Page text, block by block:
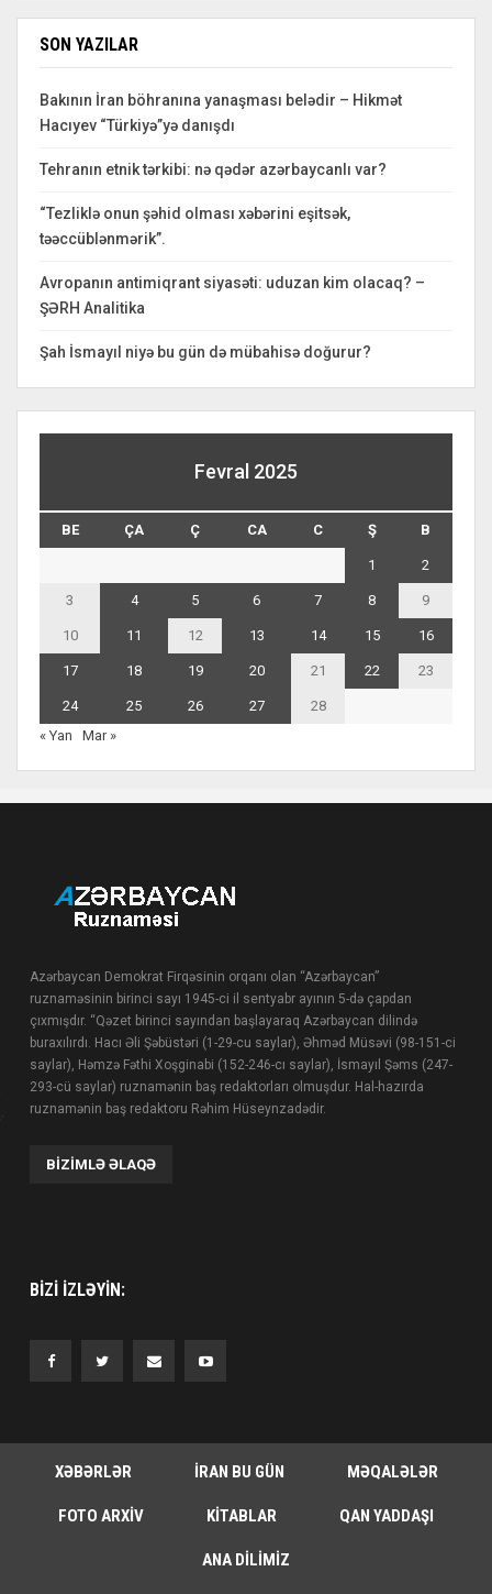
SON YAZILAR
Bakının İran böhranına yanaşması belədir – Hikmət
Hacıyev “Türkiyə”yə danışdı
Tehranın etnik tərkibi: nə qədər azərbaycanlı var?
“Tezliklə onun şəhid olması xəbərini eşitsək,
təəccüblənmərik”.
Avropanın antimiqrant siyasəti: uduzan kim olacaq? –
ŞƏRH Analitika
Şah İsmayıl niyə bu gün də mübahisə doğurur?
Fevral 2025
BE ÇA Ç CA C Ş B
1 2
3 4 5 6 7 8 9
10 11 12 13 14 15 16
17 18 19 20 21 22 23
24 25 26 27
28
« Yan
Mar »
Azərbaycan Demokrat Firqəsinin orqanı olan “Azərbaycan”
ruznaməsinin birinci sayı 1945-ci il sentyabr ayının 5-də çapdan
çıxmışdır. “Qəzet birinci sayından başlayaraq Azərbaycan dilində
buraxılırdı. Hacı Əli Şəbüstəri (1-29-cu saylar), Əhməd Müsəvi (98-151-ci
saylar), Həmzə Fəthi Xoşginabi (152-246-cı saylar), İsmayıl Şəms (247-
293-cü saylar) ruznamənin baş redaktorları olmuşdur. Hal-hazırda
ruznamənin baş redaktoru Rəhim Hüseynzadədir.
BIZIMLƏ ƏLAQƏ
BIZI IZLƏYIN:
XƏBƏRLƏR İRAN BU GÜN MƏQALƏLƏR
FOTO ARXIV KITABLAR QAN YADDAŞI
ANA DILIMIZ